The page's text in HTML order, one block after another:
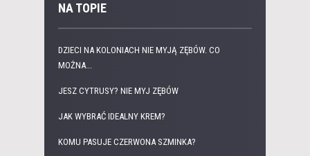
NA TOPIE
DZIECI NA KOLONIACH NIE MYJĄ ZĘBÓW. CO
MOŻNA...
JESZ CYTRUSY? NIE MYJ ZĘBÓW
JAK WYBRAĆ IDEALNY KREM?
KOMU PASUJE CZERWONA SZMINKA?